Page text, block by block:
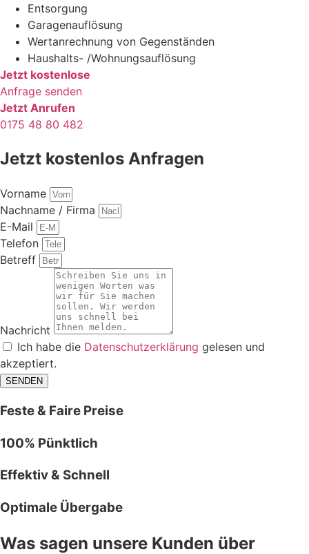
Entsorgung
Garagenauflösung
Wertanrechnung von Gegenständen
Haushalts- /Wohnungsauflösung
Jetzt kostenlose
Anfrage senden
Jetzt Anrufen
0175 48 80 482
Jetzt kostenlos Anfragen
Vorname
Nachname / Firma
E-Mail
Telefon
Betreff
Nachricht
Ich habe die Datenschutzerklärung gelesen und
akzeptiert.
SENDEN
Feste & Faire Preise
100% Pünktlich
Effektiv & Schnell
Optimale Übergabe
Was sagen unsere Kunden über